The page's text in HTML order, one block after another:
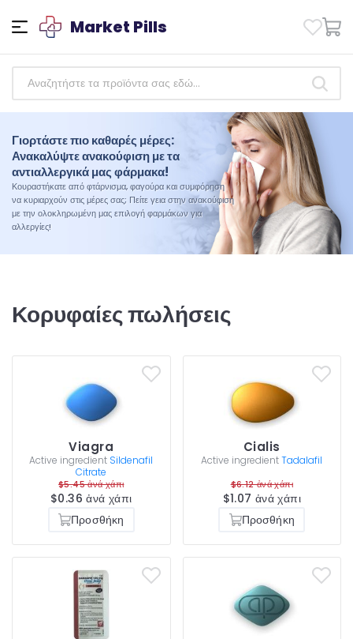
Market Pills
Γιορτάστε πιο καθαρές μέρες:
Ανακαλύψτε ανακούφιση με τα
αντιαλλεργικά μας φάρμακα!
Κουραστήκατε από φτάρνισμα, φαγούρα και συμφόρηση
να κυριαρχούν στις μέρες σας; Πείτε γεια στην ανακούφιση
με την ολοκληρωμένη μας επιλογή φαρμάκων για
αλλεργίες!
Ενδυναμώνοντας την υγεία: Αποκτήστε
αξιόπιστα αντιβιοτικά φάρμακα σήμερα!
Αναλάβετε τον έλεγχο της υγείας σας σήμερα. Αγοράστε
την επιλογή μας από αξιόπιστα φάρμακα αντιβιοτικών και
ζήστε τη διαφορά που μπορεί να κάνει η ποιότητα και η
αξιοπιστία στο ταξίδι σας προς την ευεξία
Κορυφαίες πωλήσεις
Viagra
Active ingredient Sildenafil
Citrate
$5.45 ἀνά χάπι
$0.36 ἀνά χάπι
Προσθήκη
Cialis
Active ingredientTadalafil
$6.12 ἀνά χάπι
$1.07 ἀνά χάπι
Προσθήκη